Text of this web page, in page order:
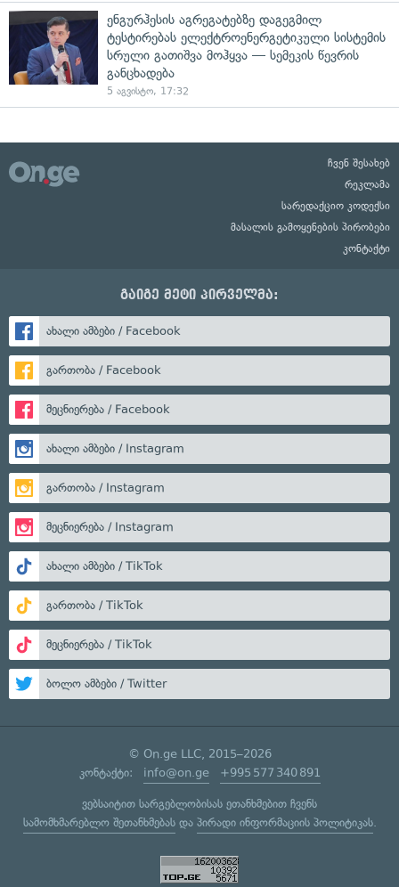
ენგურჰესის აგრეგატებზე დაგეგმილ
ტესტირებას ელექტროენერგეტიკული სისტემის
სრული გათიშვა მოჰყვა — სემეკის წევრის
განცხადება
5 აგვისტო, 17:32
ჩვენ შესახებ
რეკლამა
სარედაქციო კოდექსი
მასალის გამოყენების პირობები
კონტაქტი
გაიგე მეტი პირველმა:
ახალი ამბები / Facebook
გართობა / Facebook
მეცნიერება / Facebook
ახალი ამბები / Instagram
გართობა / Instagram
მეცნიერება / Instagram
ახალი ამბები / TikTok
გართობა / TikTok
მეცნიერება / TikTok
ბოლო ამბები / Twitter
© On.ge LLC, 2015–2026
კონტაქტი: info@on.ge +995 577 340 891
ვებსაიტით სარგებლობისას ეთანხმებით ჩვენს
სამომხმარებლო შეთანხმებასდა პირადი ინფორმაციის პოლიტიკას.